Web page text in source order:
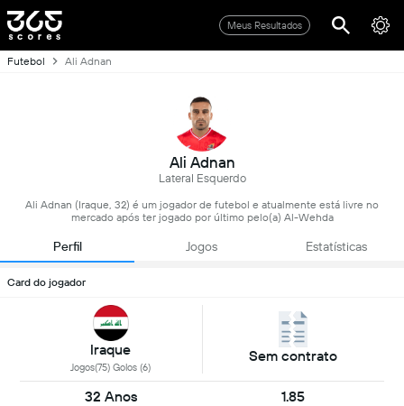
Meus Resultados
Futebol Ali Adnan
Ali Adnan
Lateral Esquerdo
Ali Adnan (Iraque, 32) é um jogador de futebol e atualmente está livre no
mercado após ter jogado por último pelo(a) Al-Wehda
Perfil Jogos Estatísticas
Card do jogador
Iraque
Jogos(75) Golos (6)
Sem contrato
32 Anos 1.85